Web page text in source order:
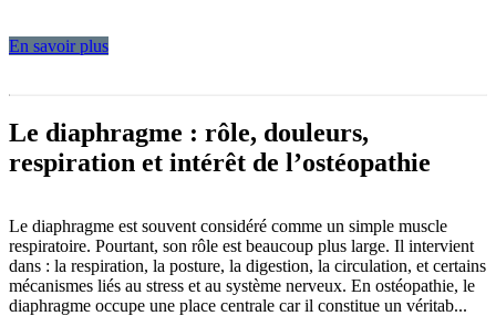
En savoir plus
Le diaphragme : rôle, douleurs,
respiration et intérêt de l’ostéopathie
Le diaphragme est souvent considéré comme un simple muscle
respiratoire. Pourtant, son rôle est beaucoup plus large. Il intervient
dans : la respiration, la posture, la digestion, la circulation, et certains
mécanismes liés au stress et au système nerveux. En ostéopathie, le
diaphragme occupe une place centrale car il constitue un véritab...